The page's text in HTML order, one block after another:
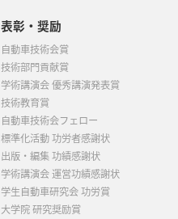
表彰・奨励
自動車技術会賞
技術部門貢献賞
学術講演会 優秀講演発表賞
技術教育賞
自動車技術会フェロー
標準化活動 功労者感謝状
出版・編集 功績感謝状
学術講演会 運営功績感謝状
学生自動車研究会 功労賞
大学院 研究奨励賞